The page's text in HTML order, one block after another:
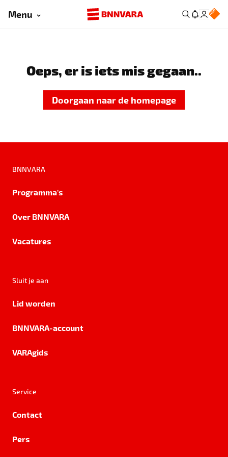
Menu
Oeps, er is iets mis gegaan..
Doorgaan naar de homepage
BNNVARA
Programma's
Over BNNVARA
Vacatures
Sluit je aan
Lid worden
BNNVARA-account
VARAgids
Service
Contact
Pers